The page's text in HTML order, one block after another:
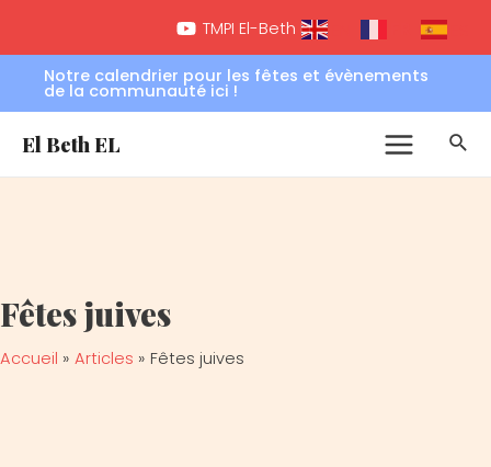
contenu
TMPI El-Beth EL
Notre calendrier pour les fêtes et évènements
de la communauté ici !
El Beth EL
Main
Menu
Fêtes juives
Accueil Articles Fêtes juives